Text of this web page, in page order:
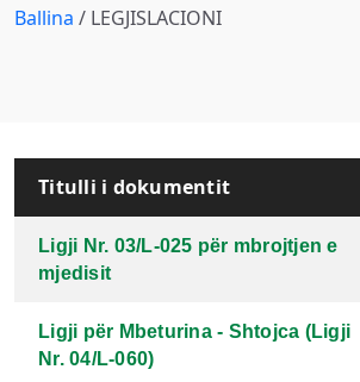
Ballina / LEGJISLACIONI
Titulli i dokumentit
Ligji Nr. 03/L-025 për mbrojtjen e
mjedisit
Ligji për Mbeturina - Shtojca (Ligji
Nr. 04/L-060)